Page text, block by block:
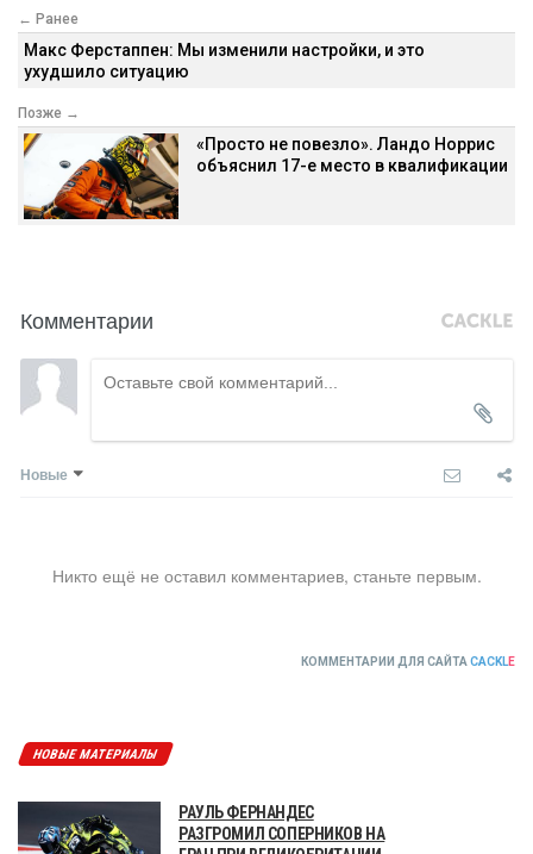
← Ранее
Макс Ферстаппен: Мы изменили настройки, и это
ухудшило ситуацию
Позже →
«Просто не повезло». Ландо Норрис
объяснил 17-е место в квалификации
Комментарии
Новые
Никто ещё не оставил комментариев, станьте первым.
КОММЕНТАРИИ ДЛЯ САЙТА CACKLE
НОВЫЕ МАТЕРИАЛЫ
РАУЛЬ ФЕРНАНДЕС
РАЗГРОМИЛ СОПЕРНИКОВ НА